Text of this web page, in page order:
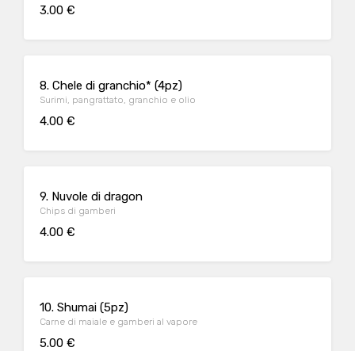
3.00 €
8. Chele di granchio* (4pz)
Surimi, pangrattato, granchio e olio
4.00 €
9. Nuvole di dragon
Chips di gamberi
4.00 €
10. Shumai (5pz)
Carne di maiale e gamberi al vapore
5.00 €